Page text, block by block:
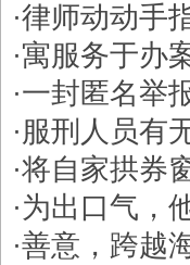
·律师动动手
·寓服务于办
·一封匿名举
·服刑人员有
·将自家拱券
·为出口气，
·善意，跨越